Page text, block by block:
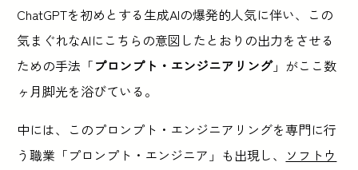
ChatGPTを初めとする生成AIの爆発的人気に伴い、この
気まぐれなAIにこちらの意図したとおりの出力をさせる
ための手法「プロンプト・エンジニアリング」がここ数
ヶ月脚光を浴びている。
中には、このプロンプト・エンジニアリングを専門に行
う職業「プロンプト・エンジニア」も出現し、 ソフトウ